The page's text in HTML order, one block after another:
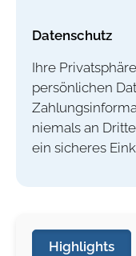
Datenschutz
Ihre
persönlichen
niemals an
ein sicheres
Highlights